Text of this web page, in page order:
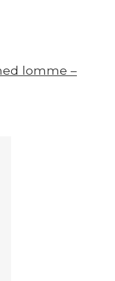
lomme –